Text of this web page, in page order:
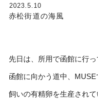
2023.5.10
赤松街道の海風
先日は、所用で函館に行っ
函館に向かう道中、
飼いの有精卵を生産され